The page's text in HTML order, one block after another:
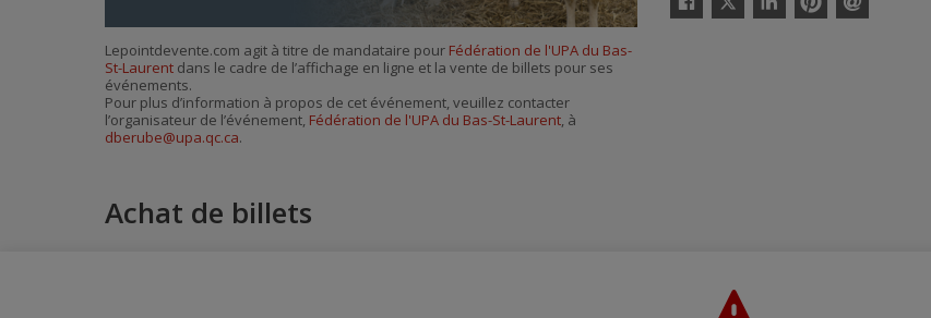
Facebook LinkedinPinterestEnvoyer
Lepointdevente.com agit à titre de mandataire pour Fédération de l'UPA du Bas-
St-Laurent dans le cadre de l’affichage en ligne et la vente de billets pour ses
événements.
Pour plus d’information à propos de cet événement, veuillez contacter
l’organisateur de l’événement, Fédération de l'UPA du Bas-St-Laurent, à
dberube@upa.qc.ca.
Achat de billets